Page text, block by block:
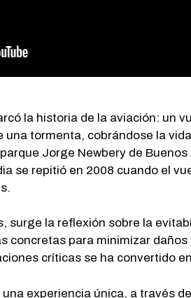
la historia de la aviación: un
una tormenta, cobrándose la
Jorge Newbery de
se repitió en 2008 cuando el
surge la reflexión sobre la
concretas para minimizar
críticas se ha convertido
experiencia única, a través